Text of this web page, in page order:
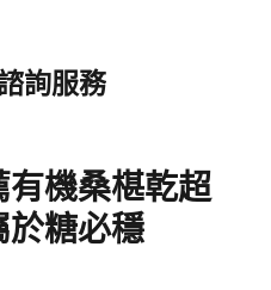
詢服務
有機桑椹乾超
於糖必穩